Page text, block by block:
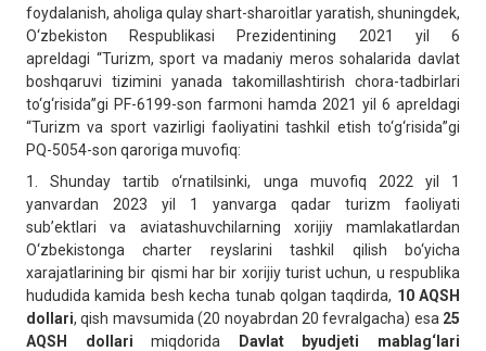
foydalanish, aholiga qulay shart-sharoitlar yaratish, shuningdek,
O‘zbekiston Respublikasi Prezidentining 2021 yil 6
apreldagi “Turizm, sport va madaniy meros sohalarida davlat
boshqaruvi tizimini yanada takomillashtirish chora-tadbirlari
to‘g‘risida”gi PF-6199-son farmoni hamda 2021 yil 6 apreldagi
“Turizm va sport vazirligi faoliyatini tashkil etish to‘g‘risida”gi
PQ-5054-son qaroriga muvofiq:
1.
Shunday tartib o‘rnatilsinki, unga muvofiq 2022 yil 1
yanvardan 2023 yil 1 yanvarga qadar turizm faoliyati
sub’ektlari va aviatashuvchilarning xorijiy mamlakatlardan
O‘zbekistonga charter reyslarini tashkil qilish bo‘yicha
xarajatlarining bir qismi har bir xorijiy turist uchun, u respublika
hududida kamida besh kecha tunab qolgan taqdirda, 10 AQSH
dollari, qish mavsumida (20 noyabrdan 20 fevralgacha) esa 25
AQSH dollari miqdorida
Davlat byudjeti mablag‘lari